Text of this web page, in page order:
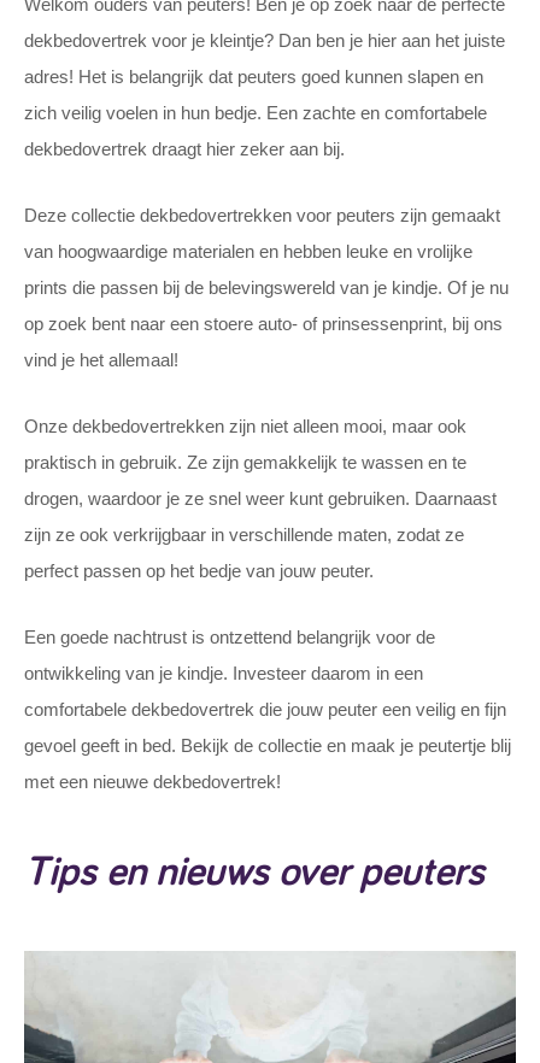
Welkom ouders van peuters! Ben je op zoek naar de perfecte
dekbedovertrek voor je kleintje? Dan ben je hier aan het juiste
adres! Het is belangrijk dat peuters goed kunnen slapen en
zich veilig voelen in hun bedje. Een zachte en comfortabele
dekbedovertrek draagt hier zeker aan bij.
Deze collectie dekbedovertrekken voor peuters zijn gemaakt
van hoogwaardige materialen en hebben leuke en vrolijke
prints die passen bij de belevingswereld van je kindje. Of je nu
op zoek bent naar een stoere auto- of prinsessenprint, bij ons
vind je het allemaal!
Onze dekbedovertrekken zijn niet alleen mooi, maar ook
praktisch in gebruik. Ze zijn gemakkelijk te wassen en te
drogen, waardoor je ze snel weer kunt gebruiken. Daarnaast
zijn ze ook verkrijgbaar in verschillende maten, zodat ze
perfect passen op het bedje van jouw peuter.
Een goede nachtrust is ontzettend belangrijk voor de
ontwikkeling van je kindje. Investeer daarom in een
comfortabele dekbedovertrek die jouw peuter een veilig en fijn
gevoel geeft in bed. Bekijk de collectie en maak je peutertje blij
met een nieuwe dekbedovertrek!
Tips en nieuws over peuters